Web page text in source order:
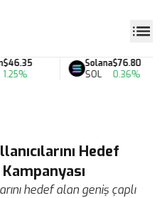
1.25%
Solana
SOL
$76.80
0.36%
Hedef
hedef alan geniş çaplı